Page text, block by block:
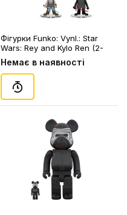
Фігурки Funko: Vynl.: Star
Wars: Rey and Kylo Ren (2-
Pack), (4687)
Немає в наявності